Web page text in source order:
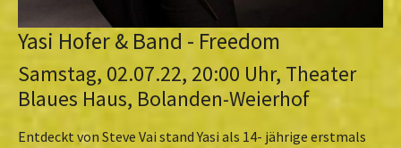
Yasi Hofer & Band - Freedom
Samstag, 02.07.22, 20:00 Uhr, Theater
Blaues Haus, Bolanden-Weierhof
Entdeckt von Steve Vai stand Yasi als 14- jährige erstmals